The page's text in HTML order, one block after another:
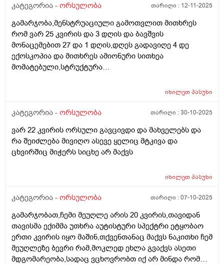
კატეგორია - ორსულობა თარიღი : 12-11-2025
გამარჯობა,მენსტრუაციული გამოთვლით მითხრეს
რომ ვარ 25 კვირის და 3 დღის და ბავშვის
მონაცემებით 27 და 1 დღის,დღეს გადავიღე 4 დე
ექოსკოპია და მითხრეს ამიონური სითხეა
მომატებული,სტრუქტურა
ნაადრევი მშობიარობის,მაქვს ამ ბოლოს წელის
და ხაჭოსებრი გამონადენი,ნაცხის ანალიზმა კანდიდა
იხილეთპასუხი
კატეგორია - ორსულობა თარიღი :30-10-2025
ვარ 22 კვირის ორსული გავცივდი და მახველებს და
რა შეიძლება მივიღო ასევე ყელიც მტკივა და
ცხვირშიც მიჭერს სიცხე არ მაქვს
იხილეთპასუხი
კატეგორია - ორსულობა თარიღი :07-10-2025
გამარჯობათ,ჩემი მეუღლე არის 20 კვირის,თავიდან
თავისმა ექიმმა უთხრა აუტისტური სპექტრი ეტყობაო
ერთი კვირის იყო მაშინ,თქვენთანაც მაქვს ნაკითხი ჩემ
მეუღლეზე ბევრი რამ,მოკლედ ეხლა გვაქვს ასეთი
მდგომარეობა,სადაც ვცხოვრობთ იქ არ მინდა რომ